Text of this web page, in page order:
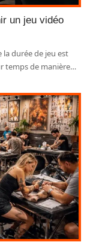
un jeu vidéo
la durée de jeu est
temps de manière…